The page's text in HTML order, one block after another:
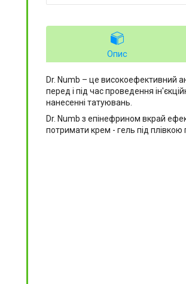
Опис
Dr. Numb – це високоефективний
перед і під час проведення
нанесенні татуювань.
Dr. Numb з епінефрином вкрай
потримати крем - гель під плівкою